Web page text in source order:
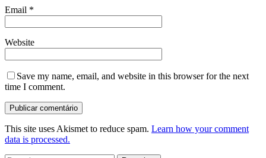
Email *
Website
Save my name, email, and website in this browser for the next
time I comment.
This site uses Akismet to reduce spam. Learn how your comment
data is processed.